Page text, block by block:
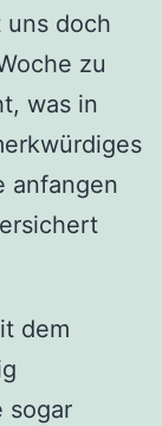
uns doch
zu
was in
anfangen
dem
sogar